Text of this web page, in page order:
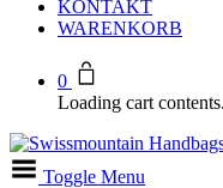
KONTAKT
WARENKORB
0
Loading cart
Toggle Menu